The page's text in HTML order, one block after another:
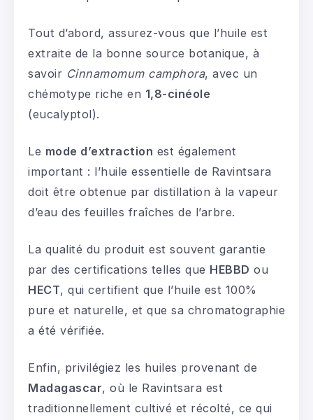
Tout d’abord, assurez-vous que l’huile est
extraite de la bonne source botanique, à
savoir Cinnamomum camphora, avec un
chémotype riche en 1,8-cinéole
(eucalyptol).
Le mode d’extraction est également
important : l’huile essentielle de Ravintsara
doit être obtenue par distillation à la vapeur
d’eau des feuilles fraîches de l’arbre.
La qualité du produit est souvent garantie
par des certifications telles que HEBBD ou
HECT, qui certifient que l’huile est 100%
pure et naturelle, et que sa chromatographie
a été vérifiée.
Enfin, privilégiez les huiles provenant de
Madagascar, où le Ravintsara est
traditionnellement cultivé et récolté, ce qui